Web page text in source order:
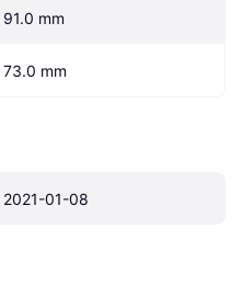
91.0 mm
73.0 mm
2021-01-08